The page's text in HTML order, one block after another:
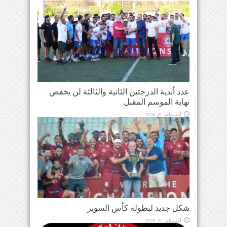
عدد أندية الدرجتين الثانية والثالثة لن يخفض
نهاية الموسم المقبل
أغسطس 6, 2026
شكل جديد لبطولة كأس السوبر
أغسطس 6, 2026